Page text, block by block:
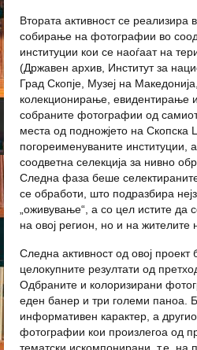
Втората активност се реализира
собирање на фотографии во
институции кои се наоѓаат на
(Државен архив, Институт за
Град Скопје, Музеј на
колекционирање, евидентирање
собраните фотографии од
места од подножјето на Скопска
погореименуваните институции,
соодветна селекција за нивно
Следна фаза беше
се обработи, што подразбира
„оживување“, а со цел истите да
на овој регион, но и на жителите
Следна активност од овој
целокупните резултати од
Одбраните и колоризирани
еден банер и три големи паноа.
информативен карактер, а
фотографии кои произлегоа од